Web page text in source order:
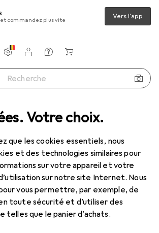
Votre choix.
que les cookies essentiels, nous
et des technologies similaires pour
sur votre appareil et votre
sur notre site Internet. Nous
vous permettre, par exemple, de
toute sécurité et d’utiliser des
telles que le panier d’achats.
commandez plus vite Vers l'app
Paramètres
Compte client
Listes de comparaison
Listes d'envies
Panier
Soins du visage Nettoyant pour le visage
pour le visage